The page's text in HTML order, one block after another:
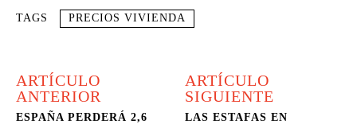
TAGS PRECIOS VIVIENDA
ARTÍCULO
ANTERIOR
ESPAÑA PERDERÁ 2,6
ARTÍCULO
SIGUIENTE
LAS ESTAFAS EN